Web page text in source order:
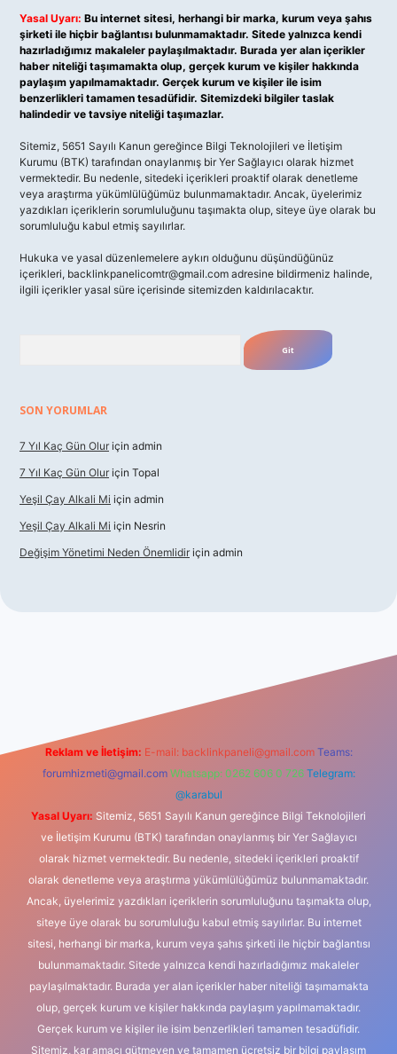
Yasal Uyarı: Bu internet sitesi, herhangi bir marka, kurum veya şahıs
şirketi ile hiçbir bağlantısı bulunmamaktadır. Sitede yalnızca kendi
hazırladığımız makaleler paylaşılmaktadır. Burada yer alan içerikler
haber niteliği taşımamakta olup, gerçek kurum ve kişiler hakkında
paylaşım yapılmamaktadır. Gerçek kurum ve kişiler ile isim
benzerlikleri tamamen tesadüfidir. Sitemizdeki bilgiler taslak
halindedir ve tavsiye niteliği taşımazlar.
Sitemiz, 5651 Sayılı Kanun gereğince Bilgi Teknolojileri ve İletişim
Kurumu (BTK) tarafından onaylanmış bir Yer Sağlayıcı olarak hizmet
vermektedir. Bu nedenle, sitedeki içerikleri proaktif olarak denetleme
veya araştırma yükümlülüğümüz bulunmamaktadır. Ancak, üyelerimiz
yazdıkları içeriklerin sorumluluğunu taşımakta olup, siteye üye olarak bu
sorumluluğu kabul etmiş sayılırlar.
Hukuka ve yasal düzenlemelere aykırı olduğunu düşündüğünüz
içerikleri, backlinkpanelicomtr@gmail.com adresine bildirmeniz halinde,
ilgili içerikler yasal süre içerisinde sitemizden kaldırılacaktır.
SON YORUMLAR
7 Yıl Kaç Gün Olur için admin
7 Yıl Kaç Gün Olur için Topal
Yeşil Çay Alkali Mi için admin
Yeşil Çay Alkali Mi için Nesrin
Değişim Yönetimi Neden Önemlidir için admin
Reklam ve İletişim: E-mail: backlinkpaneli@gmail.com Teams:
forumhizmeti@gmail.com Whatsapp: 0262 606 0 726 Telegram:
@karabul
Yasal Uyarı: Sitemiz, 5651 Sayılı Kanun gereğince Bilgi Teknolojileri
ve İletişim Kurumu (BTK) tarafından onaylanmış bir Yer Sağlayıcı
olarak hizmet vermektedir. Bu nedenle, sitedeki içerikleri proaktif
olarak denetleme veya araştırma yükümlülüğümüz bulunmamaktadır.
Ancak, üyelerimiz yazdıkları içeriklerin sorumluluğunu taşımakta olup,
siteye üye olarak bu sorumluluğu kabul etmiş sayılırlar. Bu internet
sitesi, herhangi bir marka, kurum veya şahıs şirketi ile hiçbir bağlantısı
bulunmamaktadır. Sitede yalnızca kendi hazırladığımız makaleler
paylaşılmaktadır. Burada yer alan içerikler haber niteliği taşımamakta
olup, gerçek kurum ve kişiler hakkında paylaşım yapılmamaktadır.
Gerçek kurum ve kişiler ile isim benzerlikleri tamamen tesadüfidir.
Sitemiz, kar amacı gütmeyen ve tamamen ücretsiz bir bilgi paylaşım